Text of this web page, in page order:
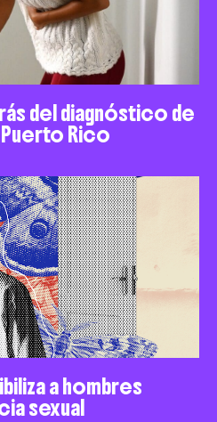
del diagnóstico de
Rico
a hombres
sexual